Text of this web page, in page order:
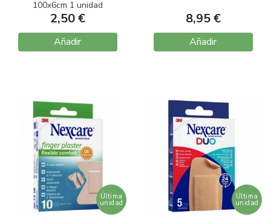
100x6cm 1 unidad
2,50 €
Añadir
8,95 €
Añadir
Última
unidad
Última
unidad